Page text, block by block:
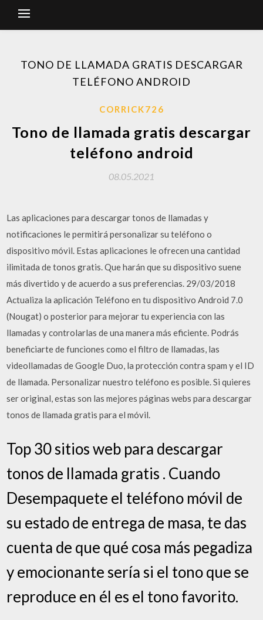
TONO DE LLAMADA GRATIS DESCARGAR
TELÉFONO ANDROID
CORRICK726
Tono de llamada gratis descargar
teléfono android
08.05.2021
Las aplicaciones para descargar tonos de llamadas y
notificaciones le permitirá personalizar su teléfono o
dispositivo móvil. Estas aplicaciones le ofrecen una cantidad
ilimitada de tonos gratis. Que harán que su dispositivo suene
más divertido y de acuerdo a sus preferencias. 29/03/2018
Actualiza la aplicación Teléfono en tu dispositivo Android 7.0
(Nougat) o posterior para mejorar tu experiencia con las
llamadas y controlarlas de una manera más eficiente. Podrás
beneficiarte de funciones como el filtro de llamadas, las
videollamadas de Google Duo, la protección contra spam y el ID
de llamada. Personalizar nuestro teléfono es posible. Si quieres
ser original, estas son las mejores páginas webs para descargar
tonos de llamada gratis para el móvil.
Top 30 sitios web para descargar
tonos de llamada gratis . Cuando
Desempaquete el teléfono móvil de
su estado de entrega de masa, te das
cuenta de que qué cosa más pegadiza
y emocionante sería si el tono que se
reproduce en él es el tono favorito.